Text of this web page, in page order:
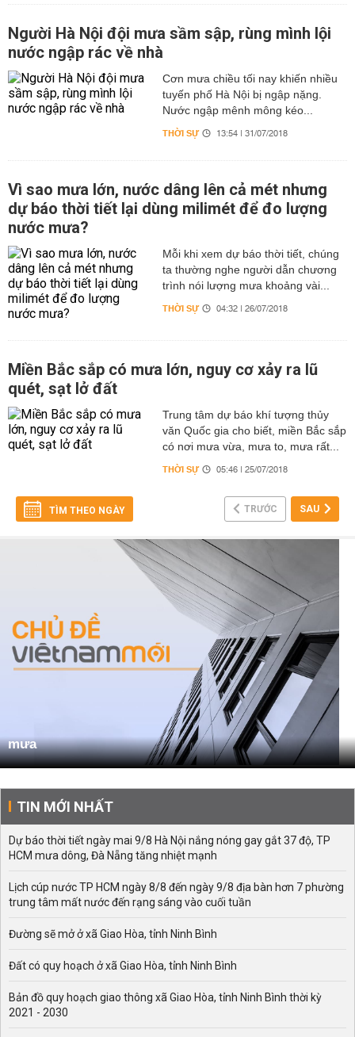
Người Hà Nội đội mưa sầm sập, rùng mình lội
nước ngập rác về nhà
Cơn mưa chiều tối nay khiến nhiều
tuyến phố Hà Nội bị ngập nặng.
Nước ngập mênh mông kéo...
THỜI SỰ 13:54 | 31/07/2018
Vì sao mưa lớn, nước dâng lên cả mét nhưng
dự báo thời tiết lại dùng milimét để đo lượng
nước mưa?
Mỗi khi xem dự báo thời tiết, chúng
ta thường nghe người dẫn chương
trình nói lượng mưa khoảng vài...
THỜI SỰ 04:32 | 26/07/2018
Miền Bắc sắp có mưa lớn, nguy cơ xảy ra lũ
quét, sạt lở đất
Trung tâm dự báo khí tượng thủy
văn Quốc gia cho biết, miền Bắc sắp
có nơi mưa vừa, mưa to, mưa rất...
THỜI SỰ 05:46 | 25/07/2018
TÌM THEO NGÀY TRƯỚC SAU
mưa
TIN MỚI NHẤT
Dự báo thời tiết ngày mai 9/8 Hà Nội nắng nóng gay gắt 37 độ, TP
HCM mưa dông, Đà Nẵng tăng nhiệt mạnh
Lịch cúp nước TP HCM ngày 8/8 đến ngày 9/8 địa bàn hơn 7 phường
trung tâm mất nước đến rạng sáng vào cuối tuần
Đường sẽ mở ở xã Giao Hòa, tỉnh Ninh Bình
Đất có quy hoạch ở xã Giao Hòa, tỉnh Ninh Bình
Bản đồ quy hoạch giao thông xã Giao Hòa, tỉnh Ninh Bình thời kỳ
2021 - 2030